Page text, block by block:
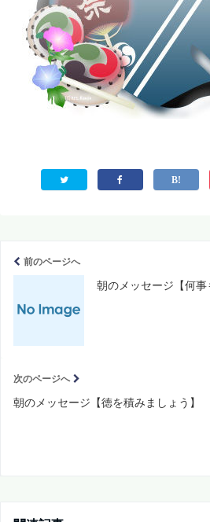
前のページへ
朝のメッセージ【何事
次のページへ
朝のメッセージ【徳を積みましょう】